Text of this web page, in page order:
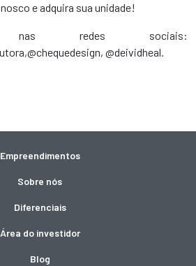
e adquira sua unidade!
redes sociais:
@deividheal.
Empreendimentos
Sobre nós
Diferenciais
Área do investidor
Blog